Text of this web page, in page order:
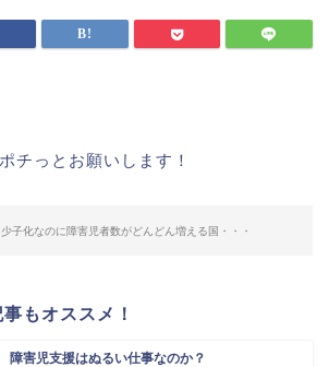
チっとお願いします！
少子化なのに障害児者数がどんどん増える国・・・
もオススメ！
障害児支援はぬるい仕事なのか？